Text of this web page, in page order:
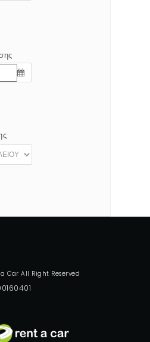
Car All Right Reserved